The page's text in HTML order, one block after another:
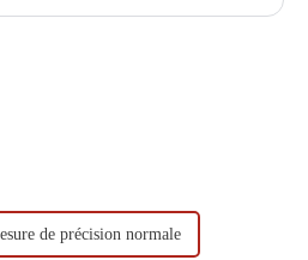
de précision normale